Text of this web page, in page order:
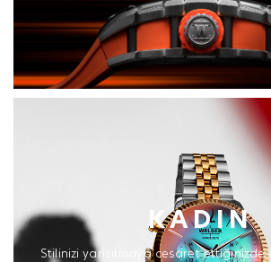
KADIN
Stilinizi yansıtmaya cesaret ettiğinizde